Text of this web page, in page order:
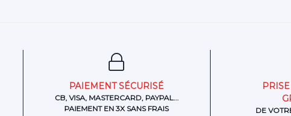
PAIEMENT SÉCURISÉ
CB, VISA, MASTERCARD, PAYPAL...
PAIEMENT EN 3X SANS FRAIS
DE